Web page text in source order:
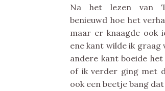
Na het lezen van
benieuwd hoe het
maar er knaagde ook
ene kant wilde ik graag
andere kant boeide
of ik verder ging met
ook een beetje bang